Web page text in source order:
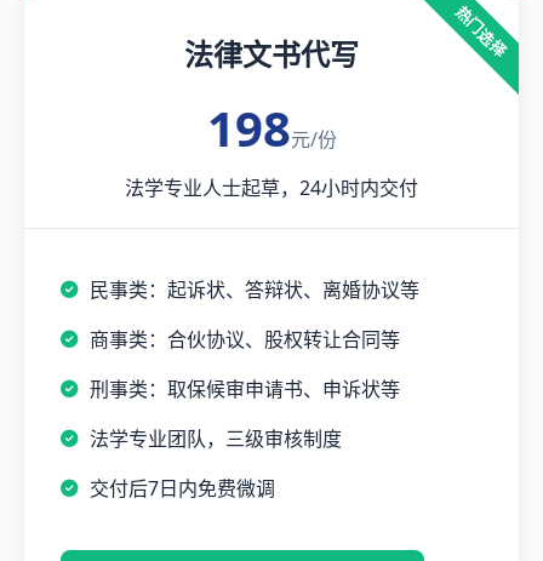
热门选择
法律文书代写
198元/份
法学专业人士起草，24小时内交付
民事类：起诉状、答辩状、离婚协议等
商事类：合伙协议、股权转让合同等
刑事类：取保候审申请书、申诉状等
法学专业团队，三级审核制度
交付后7日内免费微调